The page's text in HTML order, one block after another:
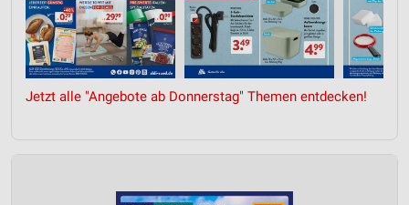
Jetzt alle "Angebote ab Donnerstag" Themen entdecken!